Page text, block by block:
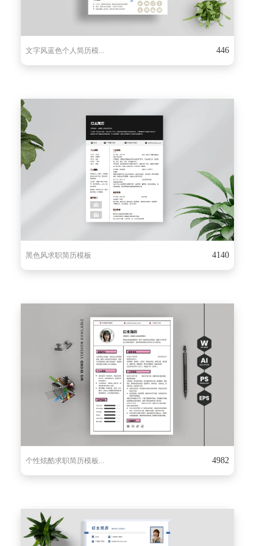
文字风蓝色个人简历模... 446
黑色风求职简历模板 4140
个性炫酷求职简历模板... 4982